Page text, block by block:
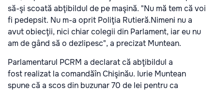
să-şi scoată abţibildul de pe maşină. "Nu mă tem că voi
fi pedepsit. Nu m-a oprit Poliţia Rutieră.Nimeni nu a
avut obiecţii, nici chiar colegii din Parlament, iar eu nu
am de gând să o dezlipesc", a precizat Muntean.
Parlamentarul PCRM a declarat că abţibildul a
fost realizat la comandăîn Chişinău. Iurie Muntean
spune că a scos din buzunar 70 de lei pentru ca